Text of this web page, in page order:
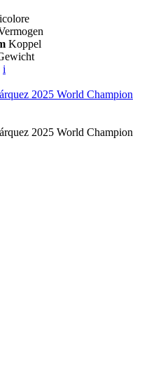
Koppel
i
2025 World Champion
2025 World Champion